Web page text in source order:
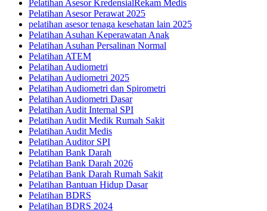
Pelatihan Asesor KredensialRekam Medis
Pelatihan Asesor Perawat 2025
pelatihan asesor tenaga kesehatan lain 2025
Pelatihan Asuhan Keperawatan Anak
Pelatihan Asuhan Persalinan Normal
Pelatihan ATEM
Pelatihan Audiometri
Pelatihan Audiometri 2025
Pelatihan Audiometri dan Spirometri
Pelatihan Audiometri Dasar
Pelatihan Audit Internal SPI
Pelatihan Audit Medik Rumah Sakit
Pelatihan Audit Medis
Pelatihan Auditor SPI
Pelatihan Bank Darah
Pelatihan Bank Darah 2026
Pelatihan Bank Darah Rumah Sakit
Pelatihan Bantuan Hidup Dasar
Pelatihan BDRS
Pelatihan BDRS 2024